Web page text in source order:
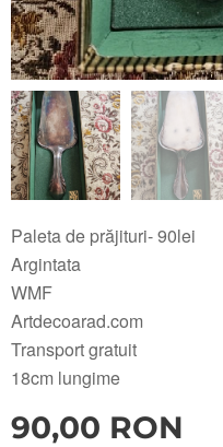
Paleta de prăjituri- 90lei
Argintata
WMF
Artdecoarad.com
Transport gratuit
18cm lungime
90,00 RON